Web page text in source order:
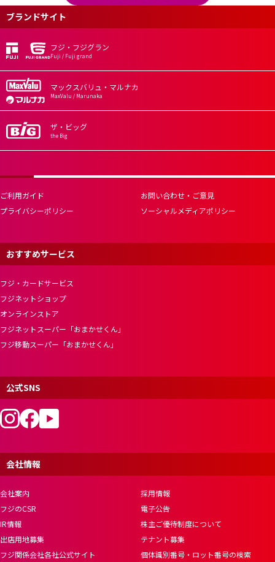
ブランドサイト
フジ・フジグラン
Fuji / Fuji grand
マックスバリュ・マルナカ
MaxValu / Marunaka
ザ・ビッグ
the Big
ご利用ガイド
お問い合わせ・ご意見
プライバシーポリシー
ソーシャルメディアポリシー
おすすめサービス
フジ・カードサービス
フジネットショップ
オンラインストア
フジネットスーパー「おまかせくん」
フジ移動スーパー「おまかせくん」
公式SNS
会社情報
会社案内
採用情報
フジのCSR
電子公告
IR情報
株主ご優待制度について
出店用地募集
テナント募集
フジ関係会社各社公式サイト
個体識別番号・ロット番号の検索